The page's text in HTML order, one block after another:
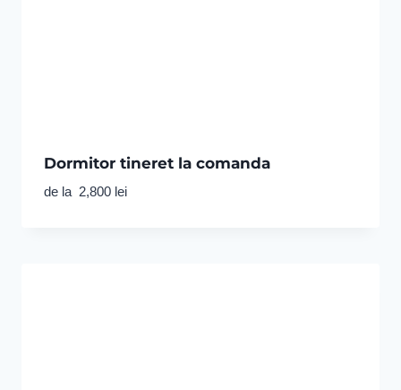
Dormitor tineret la comanda
de la 2,800 lei